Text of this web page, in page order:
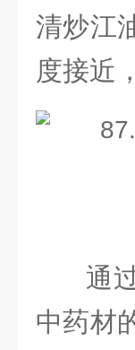
清炒江
度接近
通
中药材